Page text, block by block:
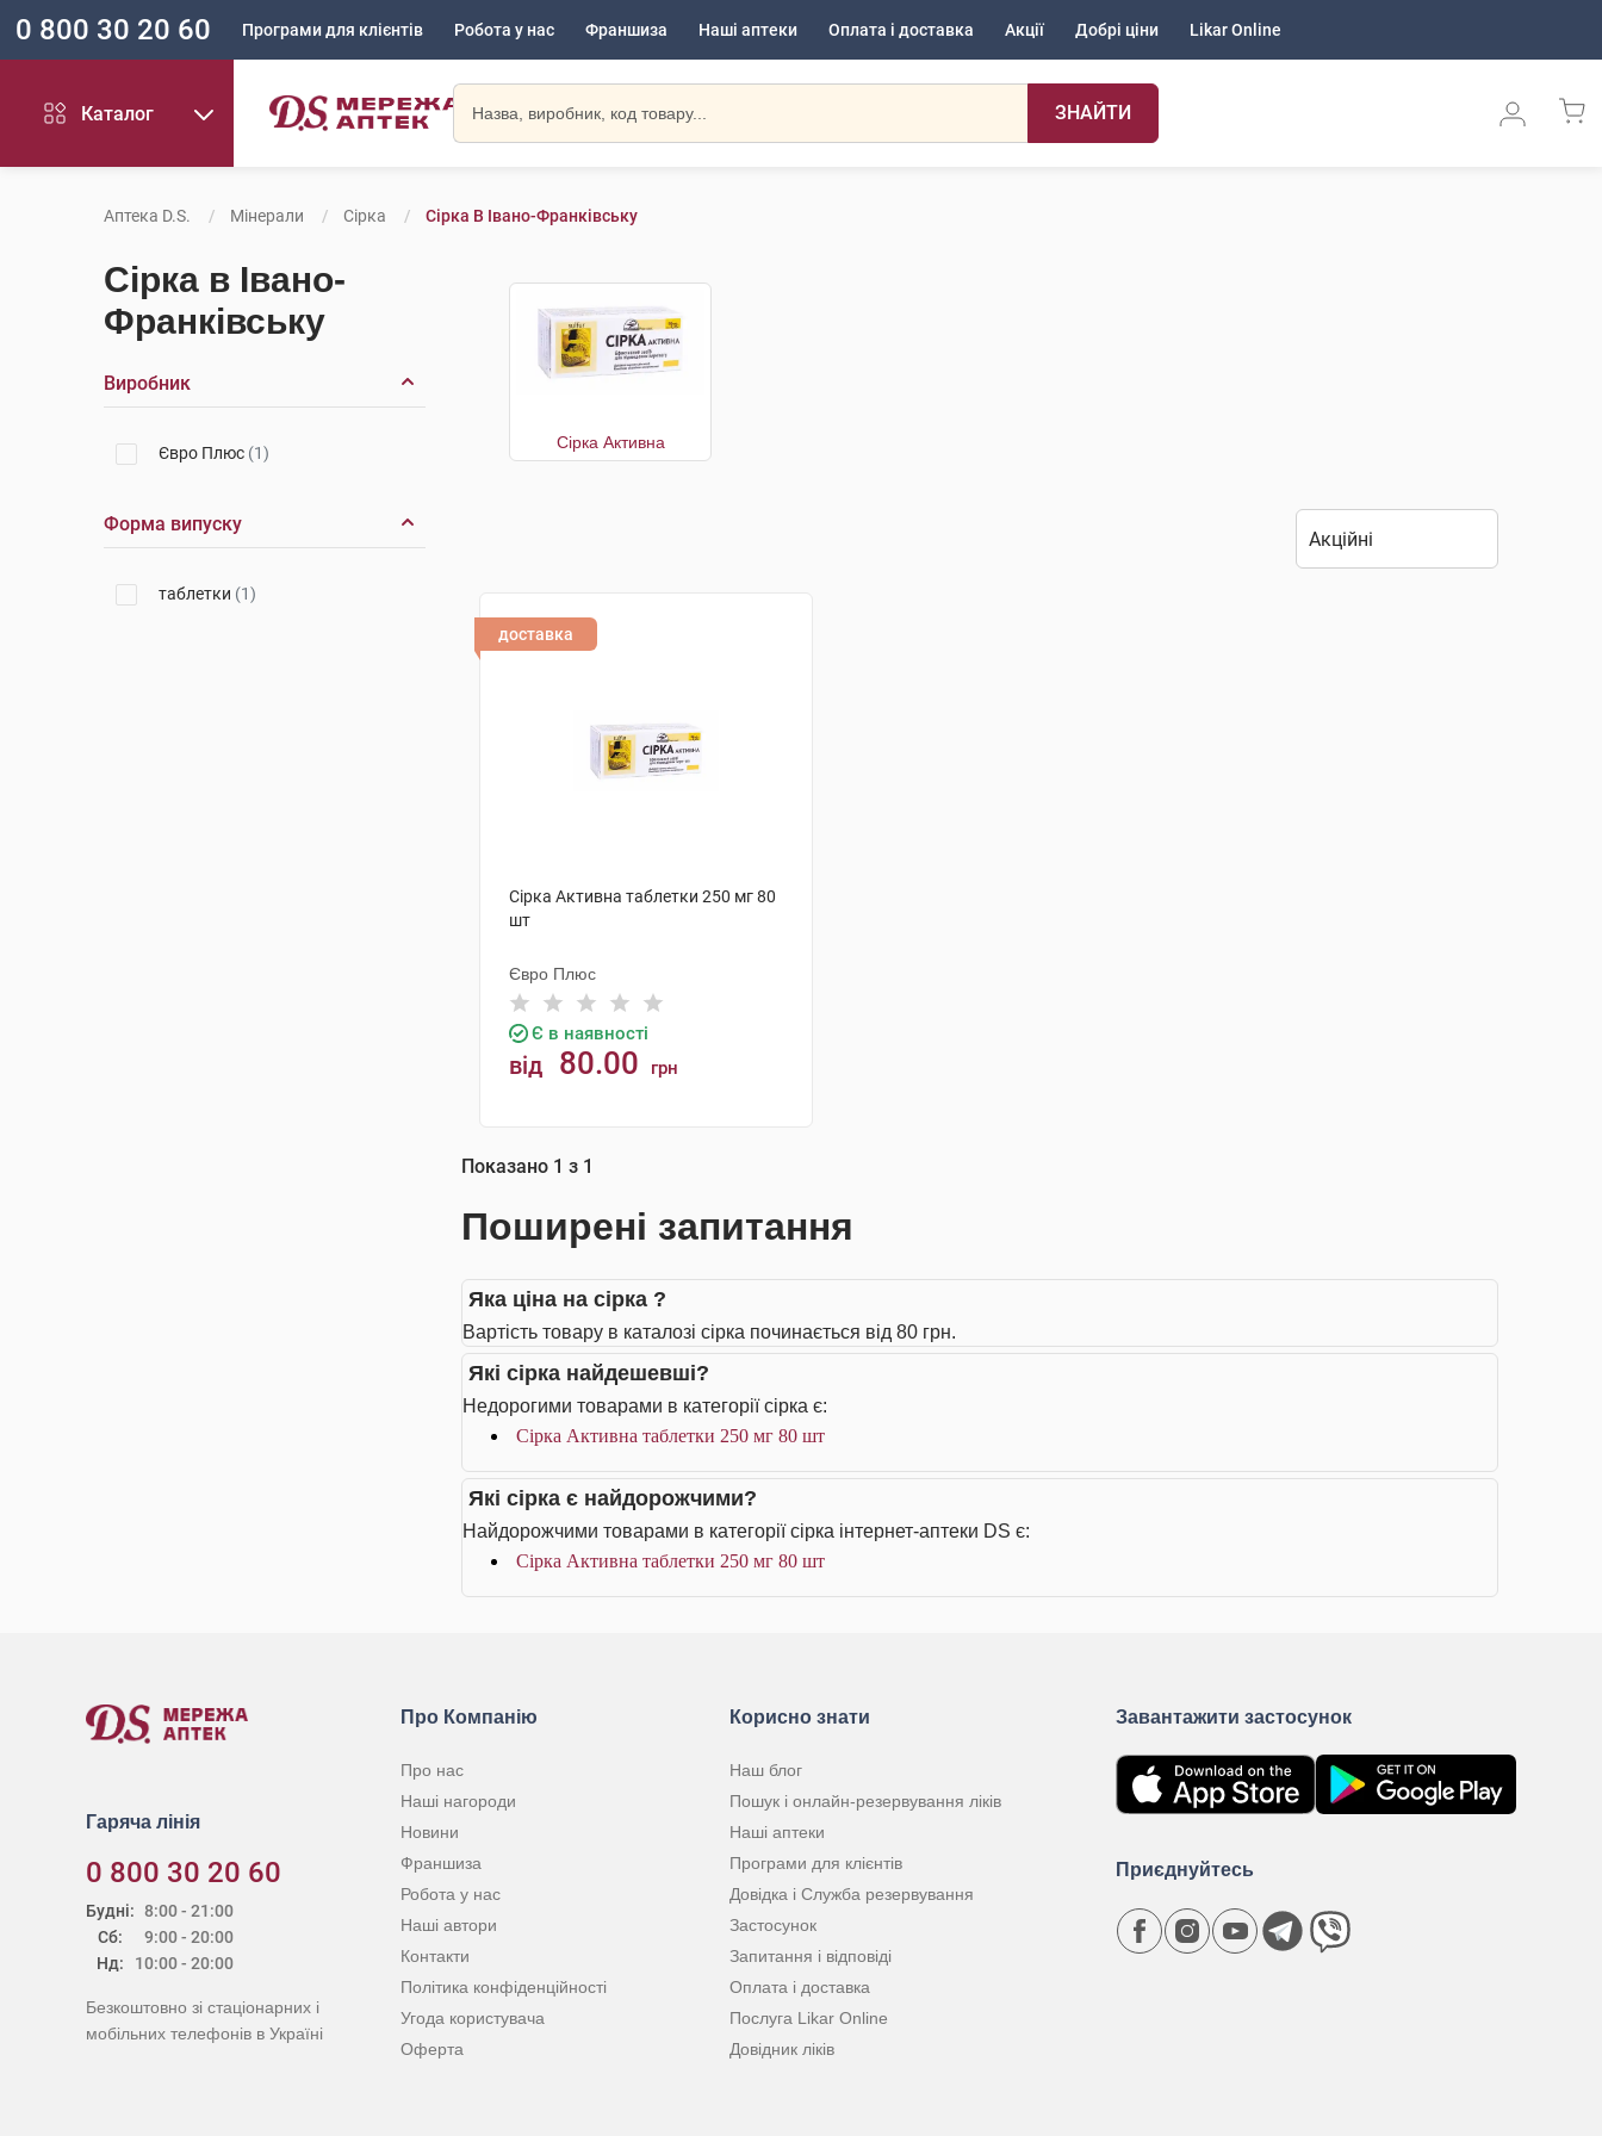
0 800 30 20 60 Програми для клієнтів Робота у нас Франшиза Наші аптеки Оплата і доставка Акції Добрі ціни Likar Online
Каталог ЗНАЙТИ
Аптека D.S. Мінерали Сірка Сірка В Івано-Франківську
Сірка в Івано-
Франківську
Виробник
Євро Плюс (1)
Форма випуску
таблетки (1)
Сірка Активна
доставка
Сірка Активна таблетки 250 мг 80
шт
Євро Плюс
Є в наявності
від 80.00 грн
Показано 1 з 1
Поширені запитання
Яка ціна на сірка ?
Вартість товару в каталозі сірка починається від 80 грн.
Які сірка найдешевші?
Недорогими товарами в категорії сірка є:
Сірка Активна таблетки 250 мг 80 шт
Які сірка є найдорожчими?
Найдорожчими товарами в категорії сірка інтернет-аптеки DS є:
Сірка Активна таблетки 250 мг 80 шт
Гаряча лінія
0 800 30 20 60
Будні:
Сб:
Нд:
8:00 - 21:00
9:00 - 20:00
10:00 - 20:00
Безкоштовно зі стаціонарних і
мобільних телефонів в Україні
Про Компанію
Про нас
Наші нагороди
Новини
Франшиза
Робота у нас
Наші автори
Контакти
Політика конфіденційності
Угода користувача
Оферта
Корисно знати
Наш блог
Пошук і онлайн-резервування ліків
Наші аптеки
Програми для клієнтів
Довідка і Служба резервування
Застосунок
Запитання і відповіді
Оплата і доставка
Послуга Likar Online
Довідник ліків
Завантажити застосунок
Приєднуйтесь